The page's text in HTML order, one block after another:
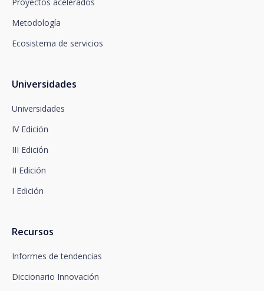
Metodología
Ecosistema de servicios
Universidades
Universidades
IV Edición
III Edición
II Edición
I Edición
Recursos
Informes de tendencias
Diccionario Innovación
Departamento de Privacidad o bien a
Newsletter Impulsa.
dpo@santalucía.es
reclamación ante la Autoridad de Control
Dispone de información completa sobre protección
apartado de Política de Privacidad, que le
aconsejamos consulte.